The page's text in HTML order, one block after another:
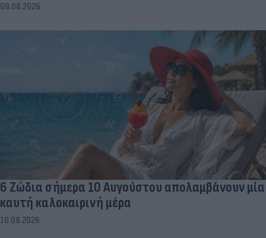
09.08.2026
6 Ζώδια σήμερα 10 Αυγούστου απολαμβάνουν μία
καυτή καλοκαιρινή μέρα
10.08.2026